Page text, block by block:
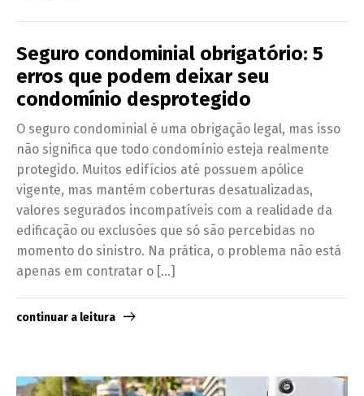
Seguro condominial obrigatório: 5
erros que podem deixar seu
condomínio desprotegido
O seguro condominial é uma obrigação legal, mas isso
não significa que todo condomínio esteja realmente
protegido. Muitos edifícios até possuem apólice
vigente, mas mantém coberturas desatualizadas,
valores segurados incompatíveis com a realidade da
edificação ou exclusões que só são percebidas no
momento do sinistro. Na prática, o problema não está
apenas em contratar o […]
continuar a leitura